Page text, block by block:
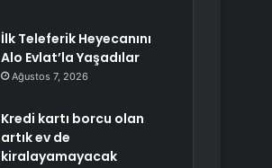
İlk Teleferik Heyecanını
Alo Evlat’la Yaşadılar
Ağustos 7, 2026
Kredi kartı borcu olan
artık ev de
kiralayamayacak